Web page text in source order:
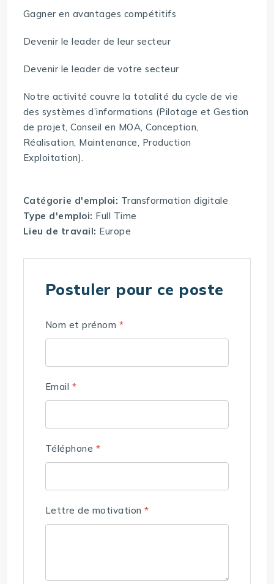
Gagner en avantages compétitifs
Devenir le leader de leur secteur
Devenir le leader de votre secteur
Notre activité couvre la totalité du cycle de vie
des systèmes d’informations (Pilotage et Gestion
de projet, Conseil en MOA, Conception,
Réalisation, Maintenance, Production
Exploitation).
Catégorie d'emploi: Transformation digitale
Type d'emploi: Full Time
Lieu de travail: Europe
Postuler pour ce poste
Nom et prénom *
Email *
Téléphone *
Lettre de motivation*